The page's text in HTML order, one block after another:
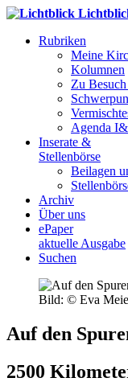
Rubriken
Meine
Kolumnen
Zu
Agenda
Inserate &
Stellenbörse
Beilagen
Archiv
Über uns
ePaper
aktuelle Ausgabe
Suchen
Bild: © Eva
Auf den
2500